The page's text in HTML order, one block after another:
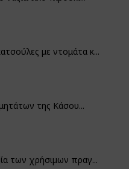
με ντομάτα κ...
της Κάσου...
των χρήσιμων πραγ...